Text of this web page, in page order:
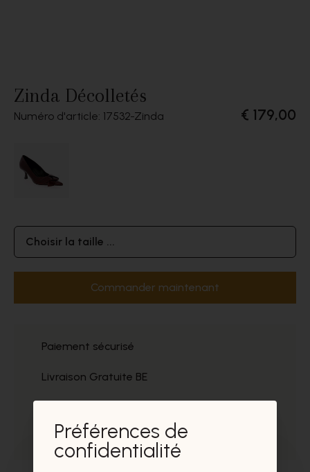
Zinda Décolletés
Numéro d'article: 17532 Zinda € 179,00
Choisir la taille ...
Commander maintenant
Paiement sécurisé
Livraison Gratuite BE
Prélèvement gratuit
Préférences de
confidentialité